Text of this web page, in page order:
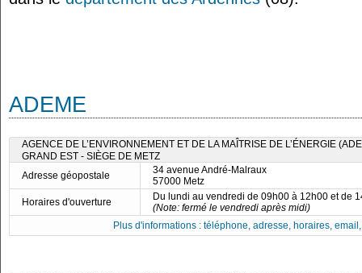
ADEME
AGENCE DE L’ENVIRONNEMENT ET DE LA MAÎTRISE DE L’ÉNERGIE
GRAND EST - SIÈGE DE METZ
Adresse géopostale
34 avenue André-Malraux
57000 Metz
Horaires d'ouverture
Du lundi au vendredi de 09h00 à 12h00 et de
(Note: fermé le vendredi après midi)
Plus d'informations : téléphone, adresse, horaires,